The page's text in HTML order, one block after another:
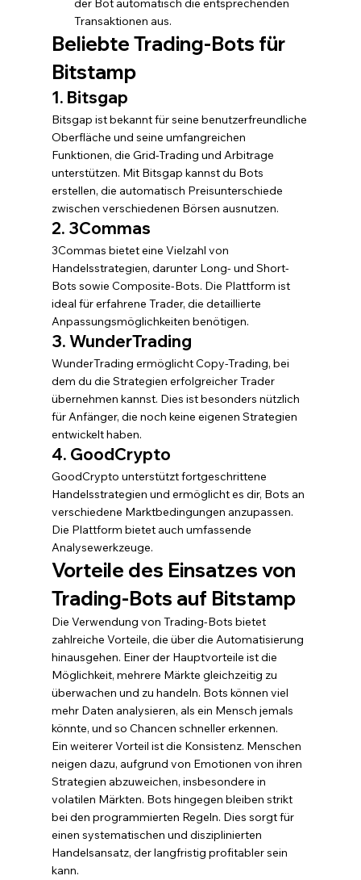
der Bot automatisch die entsprechenden
Transaktionen aus.
Beliebte Trading-Bots für
Bitstamp
1. Bitsgap
Bitsgap ist bekannt für seine benutzerfreundliche
Oberfläche und seine umfangreichen
Funktionen, die Grid-Trading und Arbitrage
unterstützen. Mit Bitsgap kannst du Bots
erstellen, die automatisch Preisunterschiede
zwischen verschiedenen Börsen ausnutzen.
2. 3Commas
3Commas bietet eine Vielzahl von
Handelsstrategien, darunter Long- und Short-
Bots sowie Composite-Bots. Die Plattform ist
ideal für erfahrene Trader, die detaillierte
Anpassungsmöglichkeiten benötigen.
3. WunderTrading
WunderTrading ermöglicht Copy-Trading, bei
dem du die Strategien erfolgreicher Trader
übernehmen kannst. Dies ist besonders nützlich
für Anfänger, die noch keine eigenen Strategien
entwickelt haben.
4. GoodCrypto
GoodCrypto unterstützt fortgeschrittene
Handelsstrategien und ermöglicht es dir, Bots an
verschiedene Marktbedingungen anzupassen.
Die Plattform bietet auch umfassende
Analysewerkzeuge.
Vorteile des Einsatzes von
Trading-Bots auf Bitstamp
Die Verwendung von Trading-Bots bietet
zahlreiche Vorteile, die über die Automatisierung
hinausgehen. Einer der Hauptvorteile ist die
Möglichkeit, mehrere Märkte gleichzeitig zu
überwachen und zu handeln. Bots können viel
mehr Daten analysieren, als ein Mensch jemals
könnte, und so Chancen schneller erkennen.
Ein weiterer Vorteil ist die Konsistenz. Menschen
neigen dazu, aufgrund von Emotionen von ihren
Strategien abzuweichen, insbesondere in
volatilen Märkten. Bots hingegen bleiben strikt
bei den programmierten Regeln. Dies sorgt für
einen systematischen und disziplinierten
Handelsansatz, der langfristig profitabler sein
kann.